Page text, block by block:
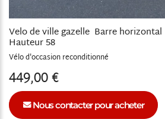
Velo de ville gazelle Barre
Hauteur 58
Vélo reconditionné
449,00 €
Nous contacter pour acheter